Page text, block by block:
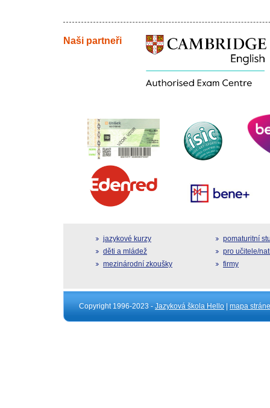
Naši partneři
jazykové kurzy
děti a mládež
mezinárodní zkoušky
pomaturitní
pro učitele/
firmy
Copyright 1996-2023 - Jazyková škola Hello mapa